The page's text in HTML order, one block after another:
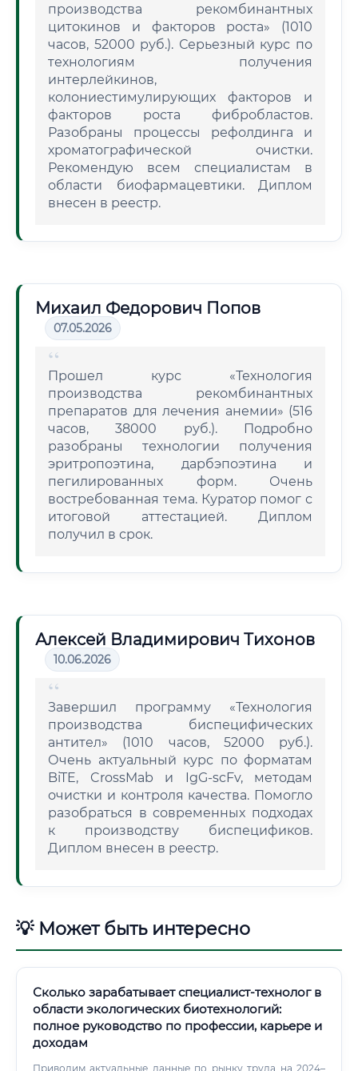
производства рекомбинантных
цитокинов и факторов роста» (1010
часов, 52000 руб.). Серьезный курс по
технологиям получения
интерлейкинов,
колониестимулирующих факторов и
факторов роста фибробластов.
Разобраны процессы рефолдинга и
хроматографической очистки.
Рекомендую всем специалистам в
области биофармацевтики. Диплом
внесен в реестр.
Михаил Федорович Попов
07.05.2026
Прошел курс «Технология
производства рекомбинантных
препаратов для лечения анемии» (516
часов, 38000 руб.). Подробно
разобраны технологии получения
эритропоэтина, дарбэпоэтина и
пегилированных форм. Очень
востребованная тема. Куратор помог с
итоговой аттестацией. Диплом
получил в срок.
Алексей Владимирович Тихонов
10.06.2026
Завершил программу «Технология
производства биспецифических
антител» (1010 часов, 52000 руб.).
Очень актуальный курс по форматам
BiTE, CrossMab и IgG-scFv, методам
очистки и контроля качества. Помогло
разобраться в современных подходах
к производству биспецификов.
Диплом внесен в реестр.
💡 Может быть интересно
Сколько зарабатывает специалист-технолог в
области экологических биотехнологий:
полное руководство по профессии, карьере и
доходам
Приводим актуальные данные по рынку труда на 2024–